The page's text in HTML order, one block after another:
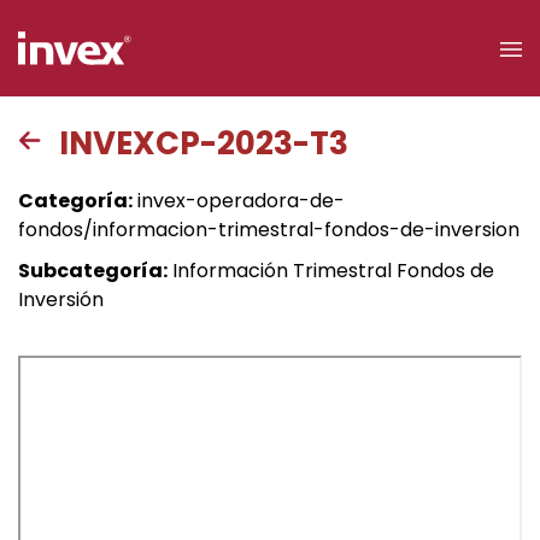
Acceso a
clientes
Buscar
INVEXCP-2023-T3
Categoría:invex-operadora-de-
fondos/informacion-trimestral-fondos-de-inversion
Subcategoría: Información Trimestral Fondos de
Inversión